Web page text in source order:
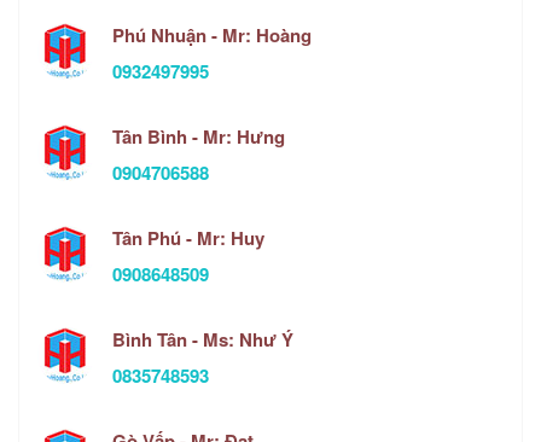
Phú Nhuận - Mr: Hoàng
0932497995
Tân Bình - Mr: Hưng
0904706588
Tân Phú - Mr: Huy
0908648509
Bình Tân - Ms: Như Ý
0835748593